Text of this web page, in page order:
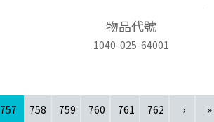
物品代號
1040-025-64001
757 (current)
758 759 760 761 762 › »